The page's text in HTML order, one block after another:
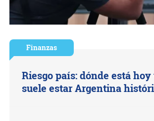
Finanzas
Riesgo país: dónde está hoy
suele estar Argentina